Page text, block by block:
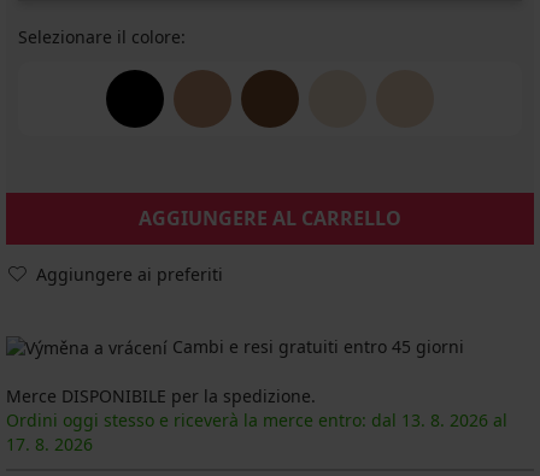
Selezionare il colore:
AGGIUNGERE AL CARRELLO
Aggiungere ai preferiti
Cambi e resi gratuiti entro 45 giorni
Merce DISPONIBILE per la spedizione.
Ordini oggi stesso e riceverà la merce entro: dal 13. 8. 2026 al
17. 8. 2026